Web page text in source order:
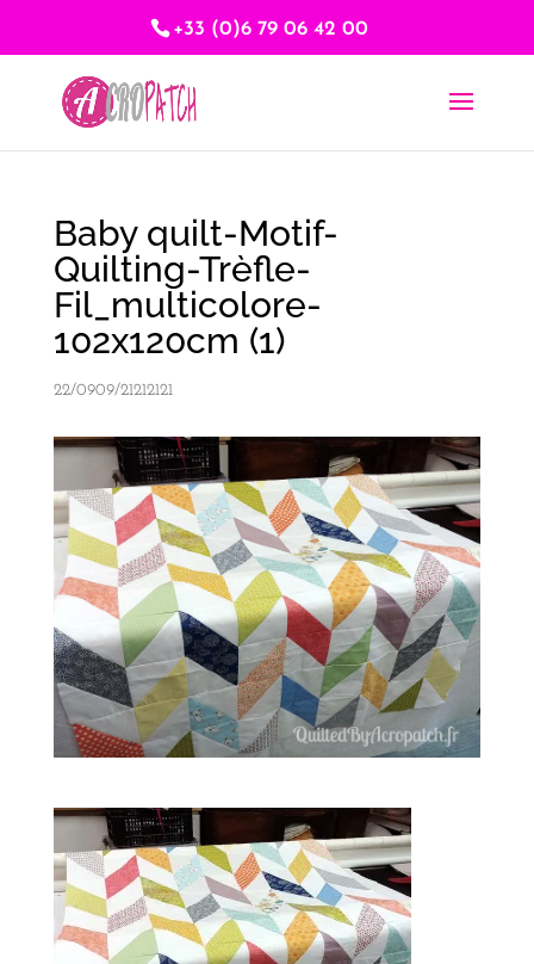
+33 (0)6 79 06 42 00
Baby quilt-Motif-
Quilting-Trèfle-
Fil_multicolore-
102x120cm (1)
22/0909/21212121